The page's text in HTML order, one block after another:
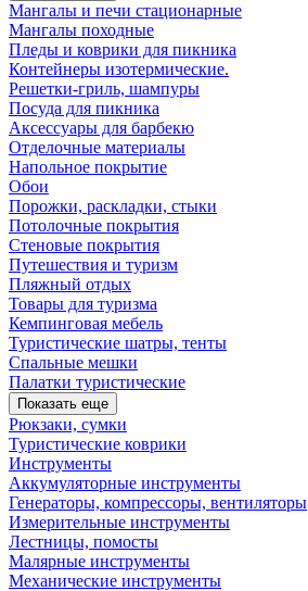
Мангалы и печи стационарные
Мангалы походные
Пледы и коврики для пикника
Контейнеры изотермические.
Решетки-гриль, шампуры
Посуда для пикника
Аксессуары для барбекю
Отделочные материалы
Напольное покрытие
Обои
Порожки, раскладки, стыки
Потолочные покрытия
Стеновые покрытия
Путешествия и туризм
Пляжный отдых
Товары для туризма
Кемпинговая мебель
Туристические шатры, тенты
Спальные мешки
Палатки туристические
Показать еще
Рюкзаки, сумки
Туристические коврики
Инструменты
Аккумуляторные инструменты
Генераторы, компрессоры, вентиляторы
Измерительные инструменты
Лестницы, помосты
Малярные инструменты
Механические инструменты